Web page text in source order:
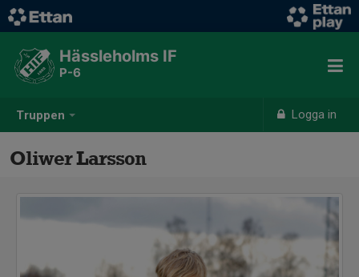
Truppen Logga in
Hässleholms IF
P-6
Oliwer Larsson